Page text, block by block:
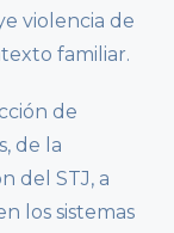
violencia de
familiar.
de
de la
del STJ, a
los sistemas